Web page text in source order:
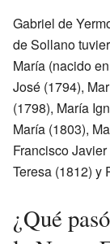
Gabriel de
de Sollano
María (nacido
José (1794),
(1798), María
María (1803),
Francisco
Teresa (1812) y
¿Qué